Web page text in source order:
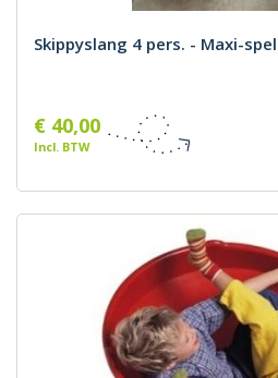
Skippyslang 4 pers. - Maxi-spel
€ 40,00
Incl. BTW